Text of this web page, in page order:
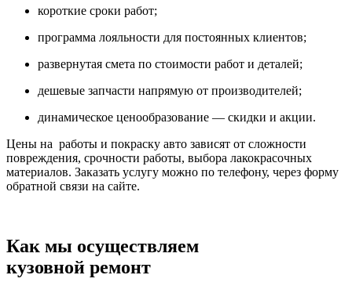
короткие сроки работ;
программа лояльности для постоянных клиентов;
развернутая смета по стоимости работ и деталей;
дешевые запчасти напрямую от производителей;
динамическое ценообразование — скидки и акции.
Цены на работы и покраску авто зависят от сложности
повреждения, срочности работы, выбора лакокрасочных
материалов. Заказать услугу можно по телефону, через форму
обратной связи на сайте.
Как мы осуществляем
кузовной ремонт